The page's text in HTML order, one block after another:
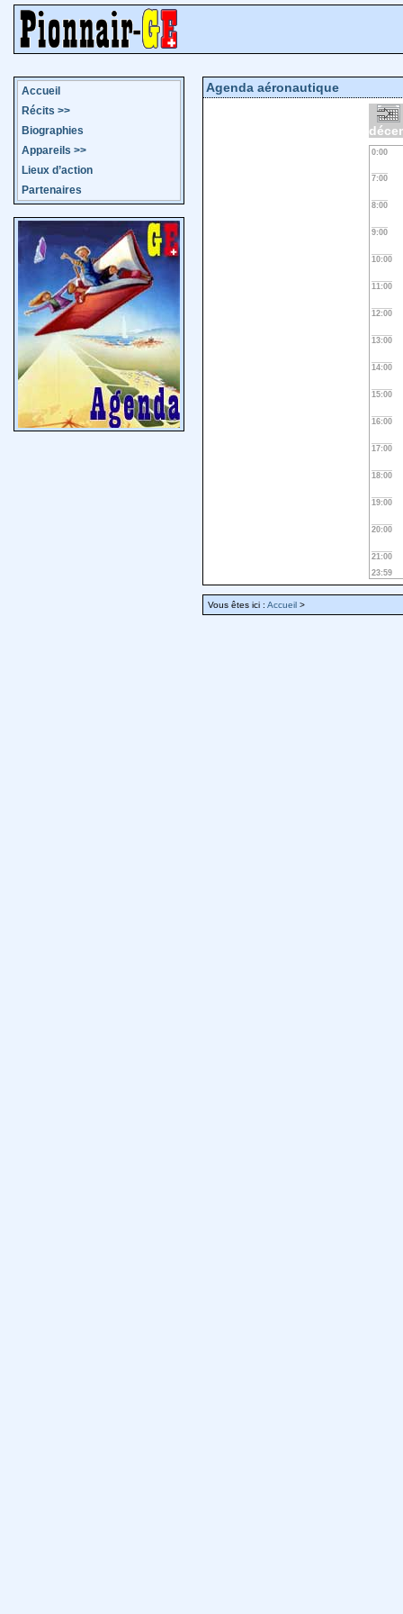
Accueil
Récits >>
Biographies
Appareils >>
Lieux d’action
Partenaires
Agenda aéronautique
0:00
7:00
8:00
9:00
10:00
11:00
12:00
13:00
14:00
15:00
16:00
17:00
18:00
19:00
20:00
21:00
23:59
Vous êtes ici : Accueil >